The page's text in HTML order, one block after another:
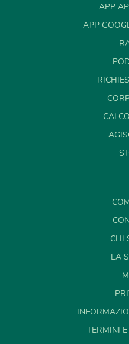
APP
APP
CHI
LA
TERMINI